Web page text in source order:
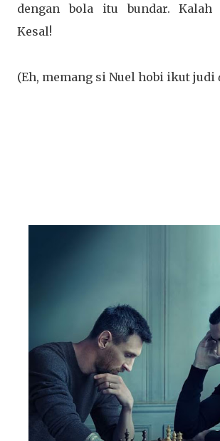
dengan bola itu bundar. Kalah
Kesal!
(Eh, memang si Nuel hobi ikut judi